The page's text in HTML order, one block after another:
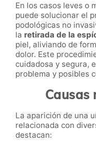
En los casos leves o
puede solucionar el
podológicas no
la retirada de la
piel, aliviando de
dolor. Este
cuidadosa y segura,
problema y posibles
Causas
La aparición de una
relacionada con
destacan: